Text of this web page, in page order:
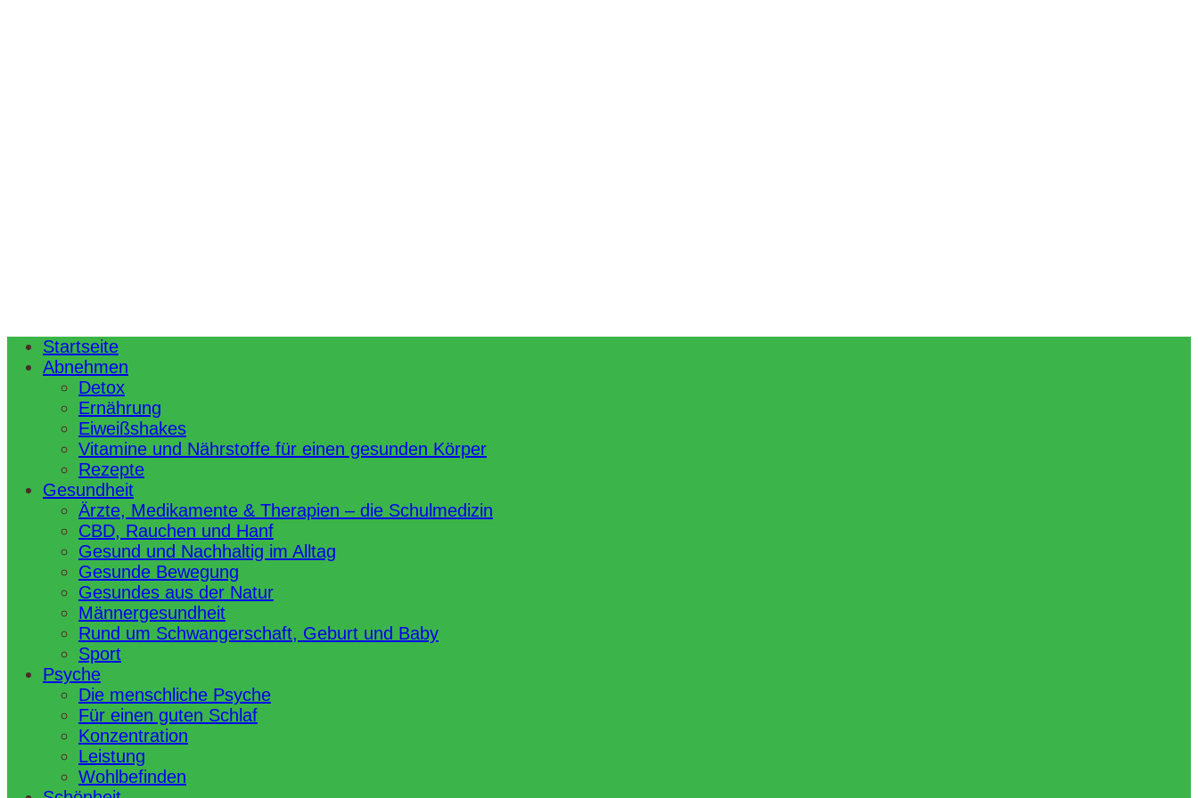
Startseite
Abnehmen
Detox
Ernährung
Eiweißshakes
Vitamine und Nährstoffe für einen gesunden Körper
Rezepte
Gesundheit
Ärzte, Medikamente & Therapien – die Schulmedizin
CBD, Rauchen und Hanf
Gesund und Nachhaltig im Alltag
Gesunde Bewegung
Gesundes aus der Natur
Männergesundheit
Rund um Schwangerschaft, Geburt und Baby
Sport
Psyche
Die menschliche Psyche
Für einen guten Schlaf
Konzentration
Leistung
Wohlbefinden